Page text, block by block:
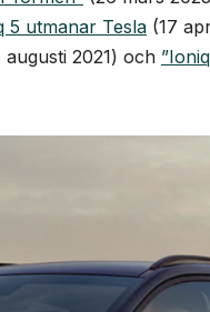
5 utmanar Tesla (17
augusti 2021) och